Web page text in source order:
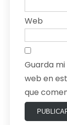
Web
Guarda
web en
que